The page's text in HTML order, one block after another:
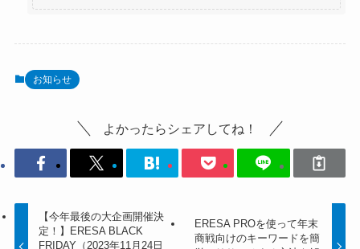
お知らせ
よかったらシェアしてね！
【今年最後の大企画開催決
定！】ERESA BLACK
FRIDAY（2023年11月24日
ERESA PROを使って年末
商戦向けのキーワードを簡